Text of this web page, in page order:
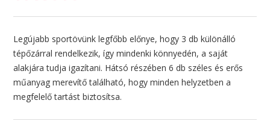
Legújabb sportövünk legfőbb előnye, hogy 3 db különálló
tépőzárral rendelkezik, így mindenki könnyedén, a saját
alakjára tudja igazítani. Hátsó részében 6 db széles és erős
műanyag merevítő található, hogy minden helyzetben a
megfelelő tartást biztosítsa.